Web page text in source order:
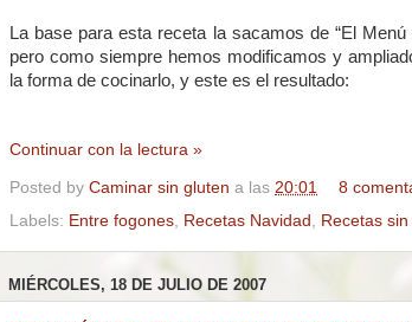
La base para esta receta la sacamos de “El
pero como siempre hemos modificamos y
la forma de cocinarlo, y este es el resultado:
Continuar con la lectura »
Posted by Caminar sin gluten a las 20:01
8
Labels: Entre fogones Recetas Navidad Recetas
MIÉRCOLES, 18 DE JULIO DE 2007